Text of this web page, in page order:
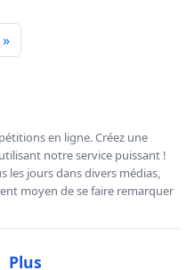
»
en ligne. Créez une
notre service puissant !
les jours dans divers médias,
moyen de se faire remarquer
Plus